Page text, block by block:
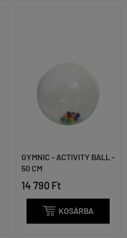
GYMNIC - ACTIVITY BALL -
50 CM
14 790 Ft
 KOSÁRBA